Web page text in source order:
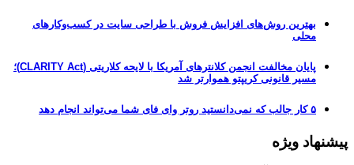
بهترین روش‌های افزایش فروش با طراحی سایت در کسب‌وکارهای
محلی
پایان مخالفت انجمن کلانترهای آمریکا با لایحه کلاریتی (CLARITY Act)؛
مسیر قانونی کریپتو هموارتر شد
۵ کار جالب که نمی‌دانستید روتر وای فای شما می‌تواند انجام دهد
پیشنهاد ویژه